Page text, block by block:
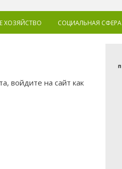
ХОЗЯЙСТВО СОЦИАЛЬНАЯ СФЕРА
войдите на сайт как